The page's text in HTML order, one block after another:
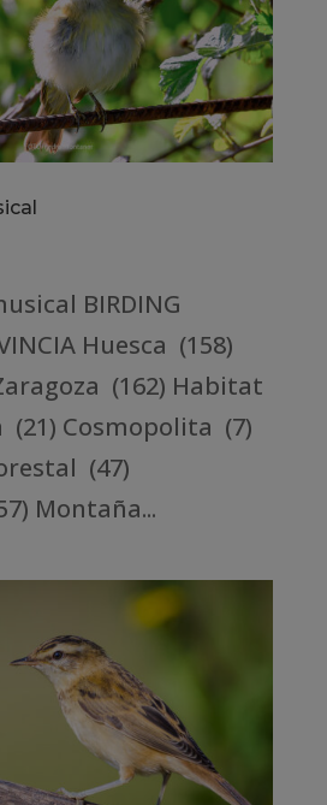
BIRDING
Huesca (158)
(162) Habitat
Cosmopolita (7)
(47)
Montaña...